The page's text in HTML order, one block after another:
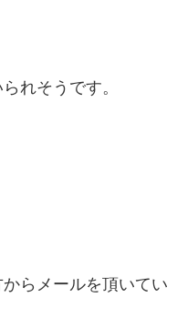
れそうです。
らメールを頂いてい